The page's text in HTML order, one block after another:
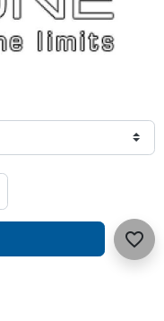
favorite_border